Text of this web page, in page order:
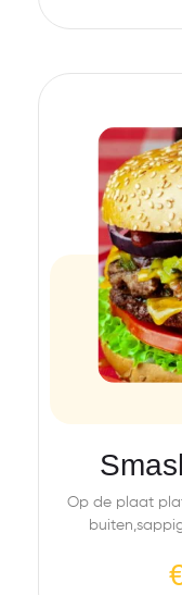
Op de plaat